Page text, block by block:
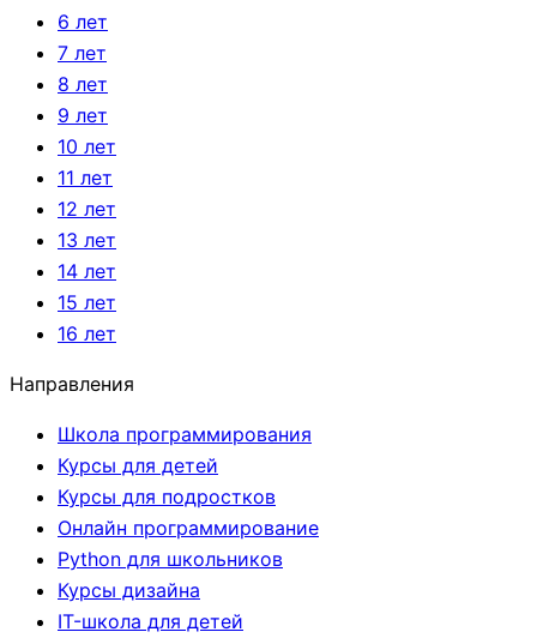
6 лет
7 лет
8 лет
9 лет
10 лет
11 лет
12 лет
13 лет
14 лет
15 лет
16 лет
Направления
Школа программирования
Курсы для детей
Курсы для подростков
Онлайн программирование
Python для школьников
Курсы дизайна
IT-школа для детей